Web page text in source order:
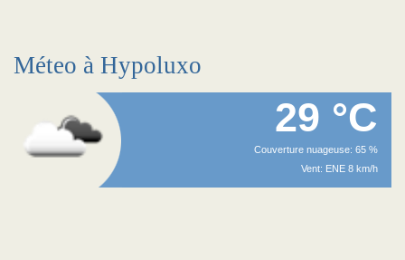
Méteo à Hypoluxo
29 °C
Couverture nuageuse: 65 %
Vent: ENE 8 km/h